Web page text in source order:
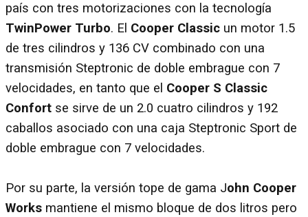
país con tres motorizaciones con la tecnología
TwinPower Turbo. El Cooper Classic un motor 1.5
de tres cilindros y 136 CV combinado con una
transmisión Steptronic de doble embrague con 7
velocidades, en tanto que el Cooper S Classic
Confort se sirve de un 2.0 cuatro cilindros y 192
caballos asociado con una caja Steptronic Sport de
doble embrague con 7 velocidades.
Por su parte, la versión tope de gama John Cooper
Works mantiene el mismo bloque de dos litros pero